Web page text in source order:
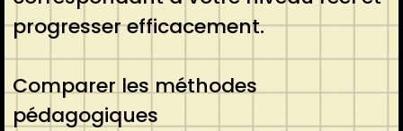
progresser efficacement.
Comparer les méthodes
pédagogiques